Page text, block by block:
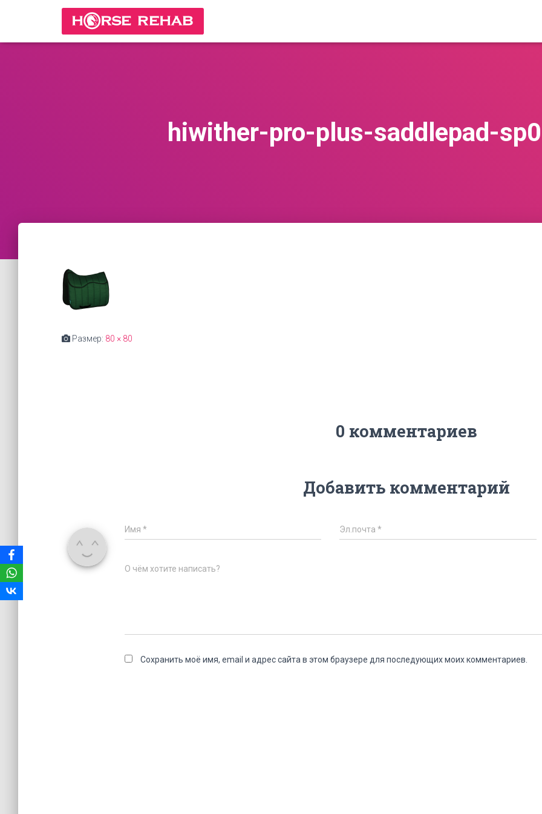
hiwither-pro-plus-saddlepad-
Размер: 80 × 80
0 комментариев
Добавить комментарий
Имя * Эл.почта*
О чём хотите написать?
Сохранить моё имя, email и адрес сайта в этом браузере для последующих моих комментариев.